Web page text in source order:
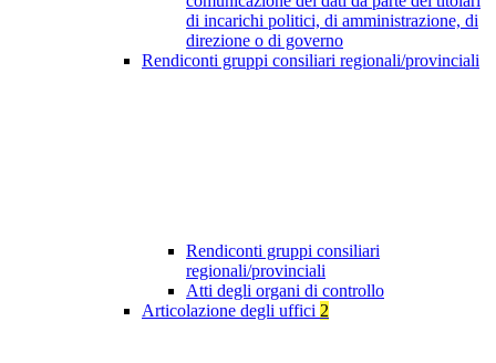
di incarichi politici, di amministrazione, di
direzione o di governo
Rendiconti gruppi consiliari regionali/provinciali
Rendiconti gruppi consiliari
regionali/provinciali
Atti degli organi di controllo
Articolazione degli uffici 2